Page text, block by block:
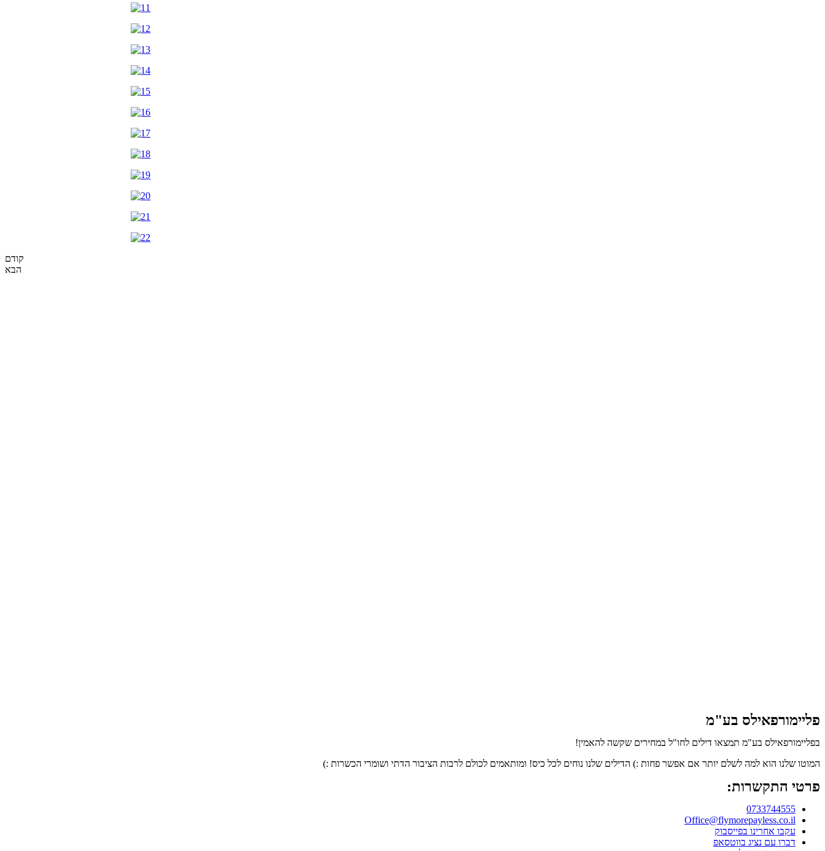
קודם
הבא
פליימורפאילס בע"מ
בפליימורפאילס בע"מ תמצאו דילים לחו"ל במחירים שקשה להאמין!
המוטו שלנו הוא למה לשלם יותר אם אפשר פחות :) הדילים שלנו נוחים לכל כיס! ומותאמים לכולם לרבות הציבור הדתי ושומרי הכשרות :)
פרטי התקשרות:
0733744555
Office@flymorepayless.co.il
עקבו אחרינו בפייסבוק
דברו עם נציג בווטסאפ